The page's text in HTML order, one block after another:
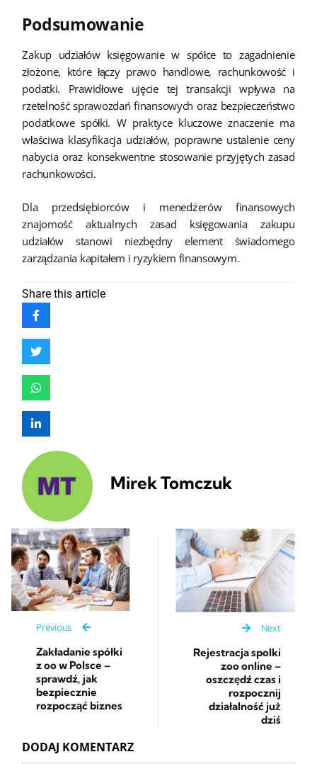
Podsumowanie
Zakup udziałów księgowanie w spółce to zagadnienie
złożone, które łączy prawo handlowe, rachunkowość i
podatki. Prawidłowe ujęcie tej transakcji wpływa na
rzetelność sprawozdań finansowych oraz bezpieczeństwo
podatkowe spółki. W praktyce kluczowe znaczenie ma
właściwa klasyfikacja udziałów, poprawne ustalenie ceny
nabycia oraz konsekwentne stosowanie przyjętych zasad
rachunkowości.
Dla przedsiębiorców i menedżerów finansowych
znajomość aktualnych zasad księgowania zakupu
udziałów stanowi niezbędny element świadomego
zarządzania kapitałem i ryzykiem finansowym.
Sharethis article
Mirek Tomczuk
Previous
Zakładanie spółki
z oo w Polsce –
sprawdź, jak
bezpiecznie
rozpocząć biznes
Next
Rejestracja spolki
zoo online –
oszczędź czas i
rozpocznij
działalność już
dziś
DODAJ KOMENTARZ